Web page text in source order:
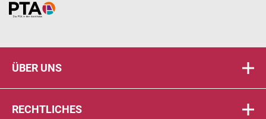
Home
ÜBER UNS
RECHTLICHES